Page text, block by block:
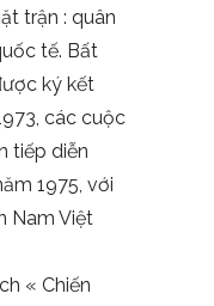
trận : quân
tế. Bất
ký kết
các cuộc
tiếp diễn
1975, với
Nam Việt
« Chiến